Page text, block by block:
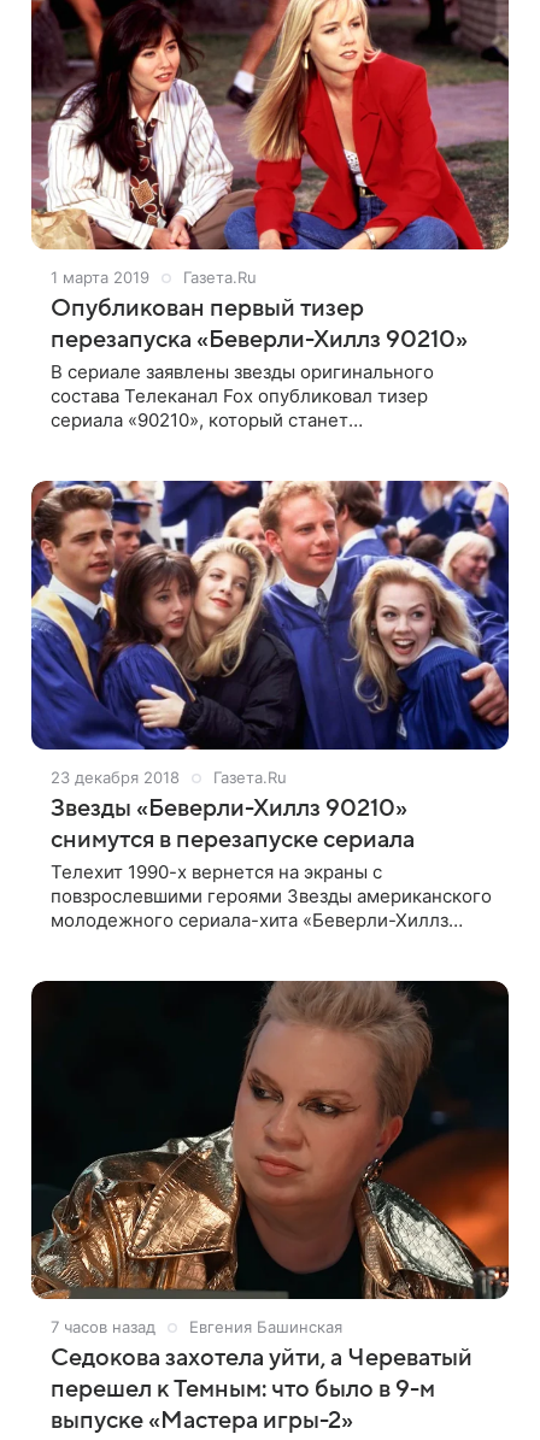
1 марта 2019 Газета.Ru
Опубликован первый тизер
перезапуска «Беверли-Хиллз 90210»
В сериале заявлены звезды оригинального
состава Телеканал Fox опубликовал тизер
сериала «90210», который станет
возвращается домой»,
23 декабря 2018 Газета.Ru
Звезды «Беверли-Хиллз 90210»
снимутся в перезапуске сериала
Телехит 1990-х вернется на экраны с
повзрослевшими героями Звезды американского
молодежного сериала-хита «Беверли-Хиллз
7 часов назад Евгения Башинская
Седокова захотела уйти, а Череватый
перешел к Темным: что было в 9-м
выпуске «Мастера игры-2»